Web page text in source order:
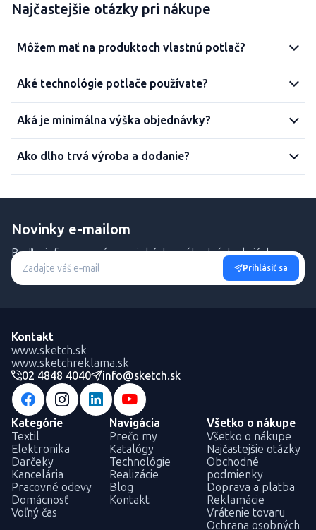
Najčastejšie otázky pri nákupe
Môžem mať na produktoch vlastnú potlač?
Aké technológie potlače používate?
Aká je minimálna výška objednávky?
Ako dlho trvá výroba a dodanie?
Novinky e-mailom
Buďte informovaní o novinkách a výhodných akciách.
Prihlásiť sa
Kontakt
www.sketch.sk
www.sketchreklama.sk
02 4848 4040
info@sketch.sk
Kategórie
Textil
Elektronika
Darčeky
Kancelária
Pracovné odevy
Domácnosť
Voľný čas
Navigácia
Prečo my
Katalógy
Technológie
Realizácie
Blog
Kontakt
Všetko o nákupe
Všetko o nákupe
Najčastejšie otázky
Obchodné
podmienky
Doprava a platba
Reklamácie
Vrátenie tovaru
Ochrana osobných